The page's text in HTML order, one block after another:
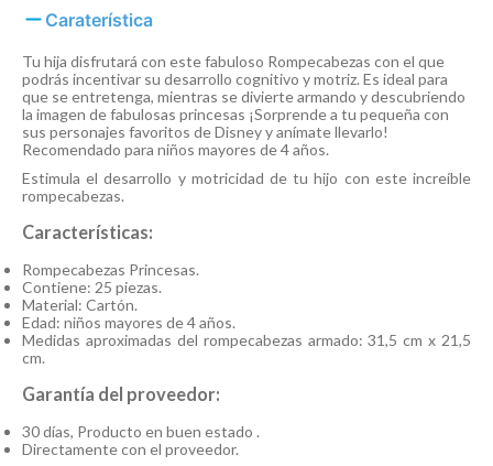
Caraterística
Tu hija disfrutará con este fabuloso Rompecabezas con el que
podrás incentivar su desarrollo cognitivo y motriz. Es ideal para
que se entretenga, mientras se divierte armando y descubriendo
la imagen de fabulosas princesas ¡Sorprende a tu pequeña con
sus personajes favoritos de Disney y anímate llevarlo!
Recomendado para niños mayores de 4 años.
Estimula el desarrollo y motricidad de tu hijo con este increíble
rompecabezas.
Características:
Rompecabezas Princesas.
Contiene: 25 piezas.
Material: Cartón.
Edad: niños mayores de 4 años.
Medidas aproximadas del rompecabezas armado: 31,5 cm x 21,5
cm.
Garantía del proveedor:
30 días, Producto en buen estado .
Directamente con el proveedor.